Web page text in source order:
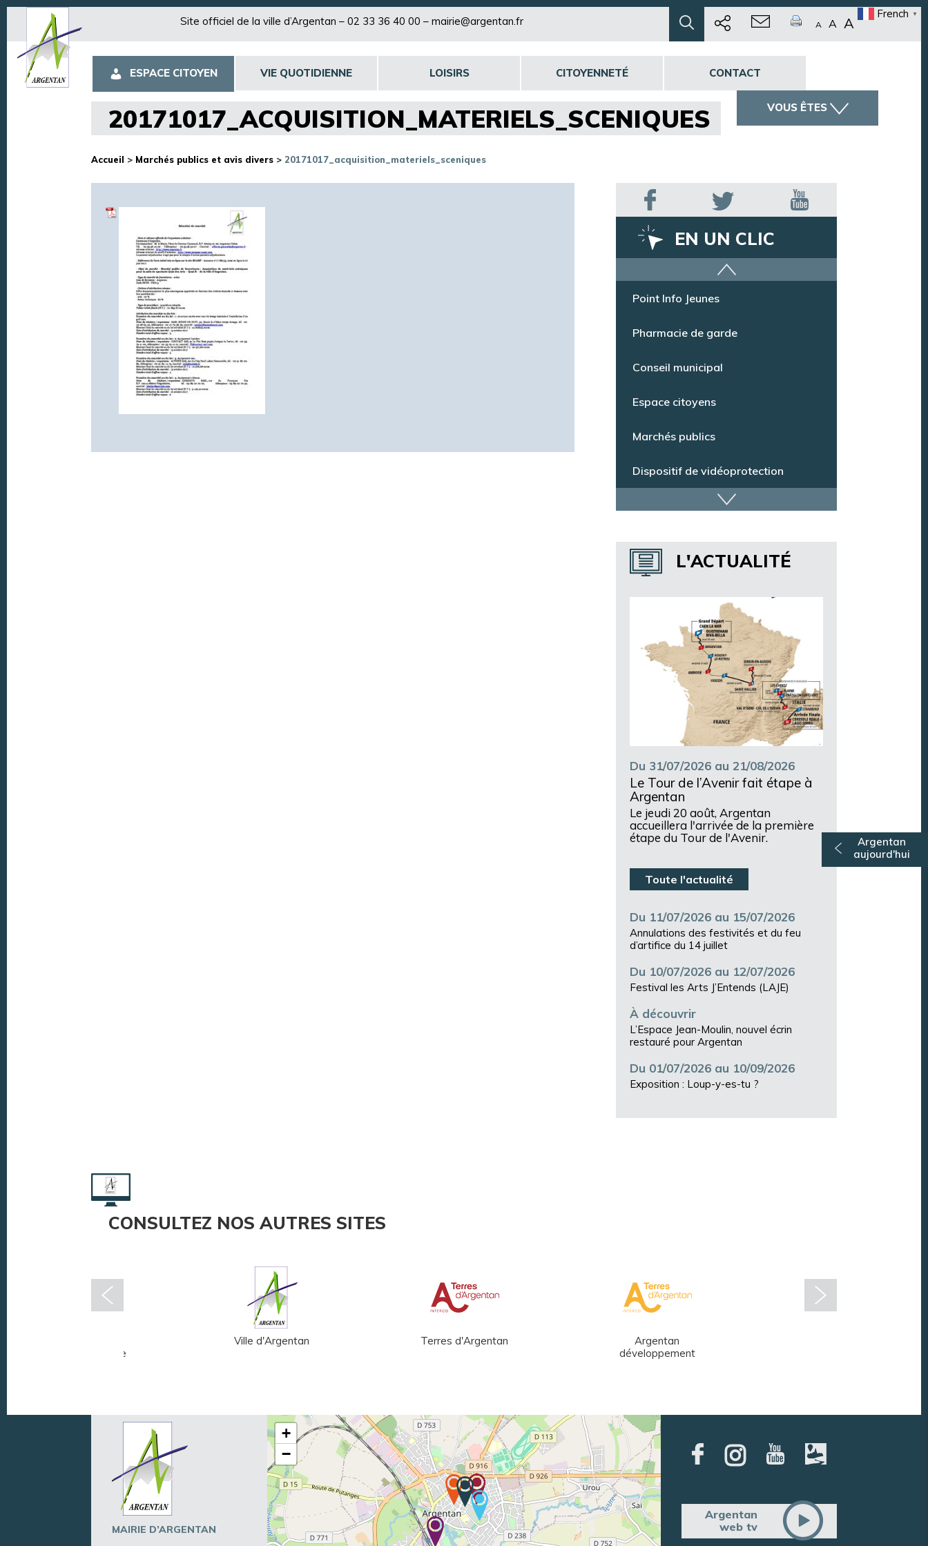
Site officiel de la ville d’Argentan – 02 33 36 40 00 – mairie@argentan.fr A A A
French ▼
ESPACE CITOYEN VIE QUOTIDIENNE LOISIRS CITOYENNETÉ CONTACT
VOUS ÊTES
Argentan
aujourd'hui
20171017_ACQUISITION_MATERIELS_SCENIQUES
Accueil > Marchés publics et avis divers > 20171017_acquisition_materiels_sceniques
EN UN CLIC
Offres d’emploi
Point Info Jeunes
Pharmacie de garde
Conseil municipal
Espace citoyens
Marchés publics
Dispositif de vidéoprotection
Annuaire des services
Annuaire des associations
Argentan Aujourd’hui
L'ACTUALITÉ
Du 31/07/2026 au 21/08/2026
Le Tour de l’Avenir fait étape à
Argentan
Le jeudi 20 août, Argentan
accueillera l'arrivée de la première
étape du Tour de l'Avenir.
Toute l'actualité
Du 11/07/2026 au 15/07/2026
Annulations des festivités et du feu
d’artifice du 14 juillet
Du 10/07/2026 au 12/07/2026
Festival les Arts J’Entends (LAJE)
À découvrir
L’Espace Jean-Moulin, nouvel écrin
restauré pour Argentan
Du 01/07/2026 au 10/09/2026
Exposition : Loup-y-es-tu ?
CONSULTEZ NOS AUTRES SITES
Léger - André Mare
Ville d'Argentan Terres d'Argentan
Argentan
développement
MAIRIE D’ARGENTAN
+
−
Argentan
web tv